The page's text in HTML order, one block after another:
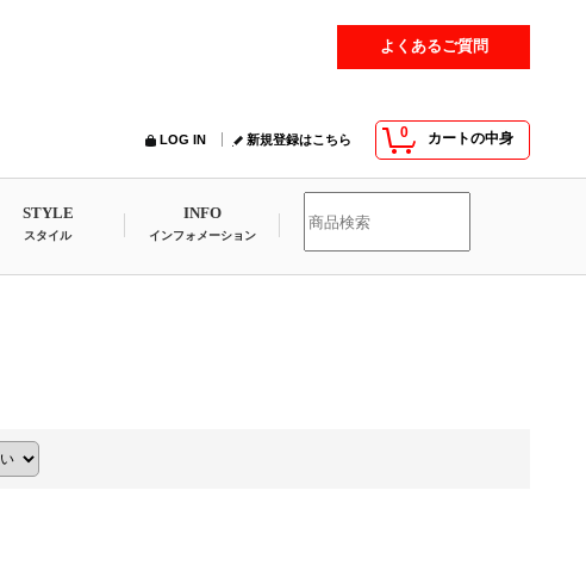
よくあるご質問
0 カートの中身
LOG IN 新規登録はこちら
STYLE
スタイル
INFO
インフォメーション